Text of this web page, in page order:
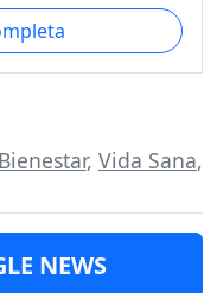
Bienestar, Vida Sana,
NEWS